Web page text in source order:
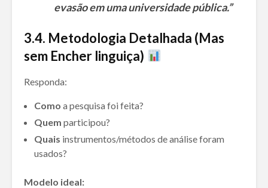
evasão em uma universidade pública.”
3.4. Metodologia Detalhada (Mas
sem Encher linguiça)
Responda:
Como a pesquisa foi feita?
Quem participou?
Quais instrumentos/métodos de análise foram
usados?
Modelo ideal: